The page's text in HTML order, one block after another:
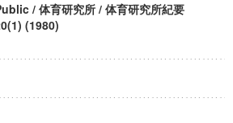
/ 体育研究所 / 体育研究所紀要
(1980)